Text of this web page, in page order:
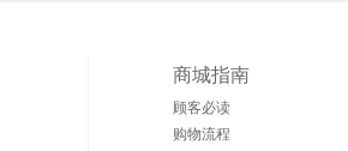
商城指南
顾客必读
购物流程